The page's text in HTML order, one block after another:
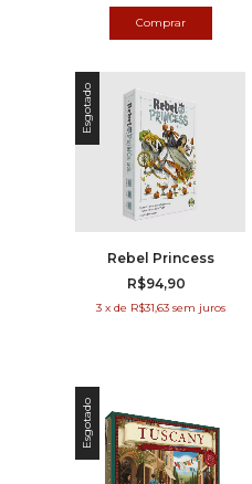
Esgotado
Rebel Princess
R$94,90
3 x de R$31,63 sem juros
Esgotado